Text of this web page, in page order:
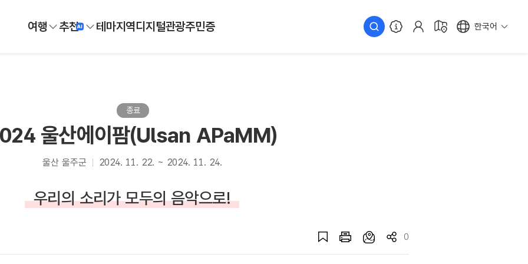
여행 추천 테마지역디지털관광주민증 한국어
종료
울산에이팜(Ulsan APaMM)
울산 울주군 2024. 11. 22. ~ 2024. 11. 24.
우리의 소리가 모두의 음악으로!
0